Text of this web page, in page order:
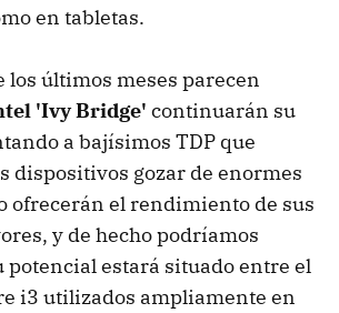
en tabletas.
los últimos meses parecen
'Ivy Bridge' continuarán su
a bajísimos TDP que
dispositivos gozar de enormes
ofrecerán el rendimiento de sus
y de hecho podríamos
potencial estará situado entre el
i3 utilizados ampliamente en